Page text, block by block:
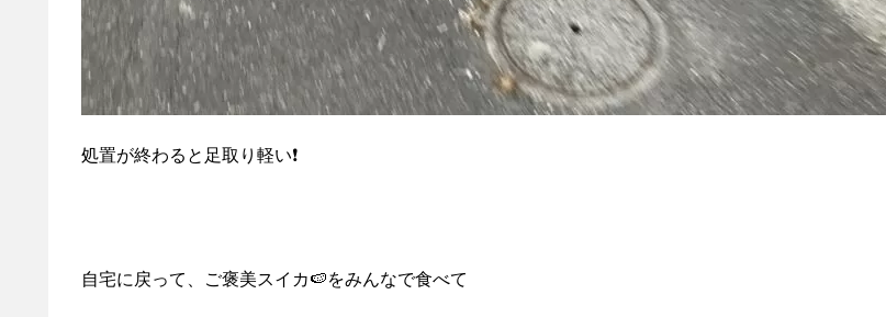
処置が終わると足取り軽い❗️
自宅に戻って、ご褒美スイカ🍉をみんなで食べて